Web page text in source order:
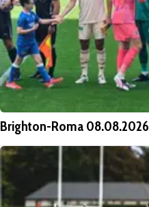
Brighton-Roma 08.08.2026